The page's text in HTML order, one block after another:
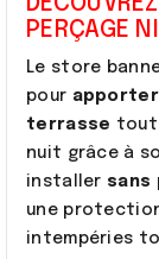
PERÇAGE NI
Le store
pour apporter
terrasse tout
nuit grâce à
installer sans
une
intempéries